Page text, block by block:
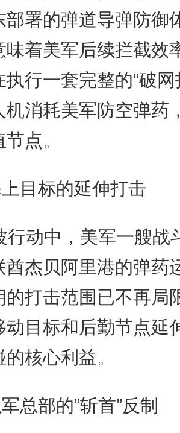
部署的弹道导弹防御
味着美军后续拦截效
执行一套完整的“破
机消耗美军防空弹药
点。
目标的延伸打击
行动中，美军一艘战
酋杰贝阿里港的弹药
的打击范围已不再局
动目标和后勤节点
核心利益。
总部的“斩首”反制